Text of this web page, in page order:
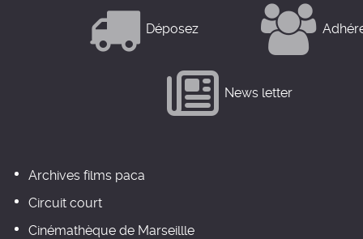
Déposez
News letter
Archives films paca
Circuit court
Cinémathèque de Marseillle